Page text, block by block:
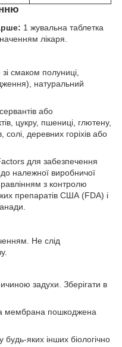
1 жувальна таблетка
лікаря.
смаком полуниці,
натуральний
або
цукру, пшениці, глютену,
деревних горіхів або
для забезпечення
до належної виробничої
з контролю
препаратів США (FDA) і
Не слід
задухи. Зберігати в
мембрана пошкоджена
яких інших біологічно